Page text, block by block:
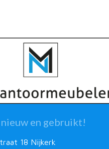
en gebruikt!
18 Nijkerk